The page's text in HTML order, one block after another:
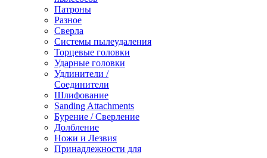
Патроны
Разное
Сверла
Системы пылеудаления
Торцевые головки
Ударные головки
Удлинители /
Соединители
Шлифование
Sanding Attachments
Бурение / Сверление
Долбление
Ножи и Лезвия
Принадлежности для